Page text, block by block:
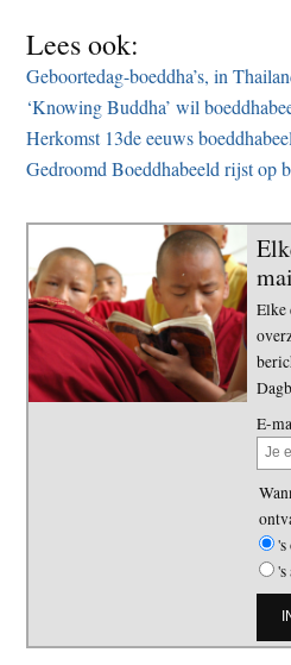
Lees ook:
Geboortedag-boeddha’s, in
‘Knowing Buddha’ wil
Herkomst 13de eeuws
Gedroomd Boeddhabeeld rijst op
Elke
E-